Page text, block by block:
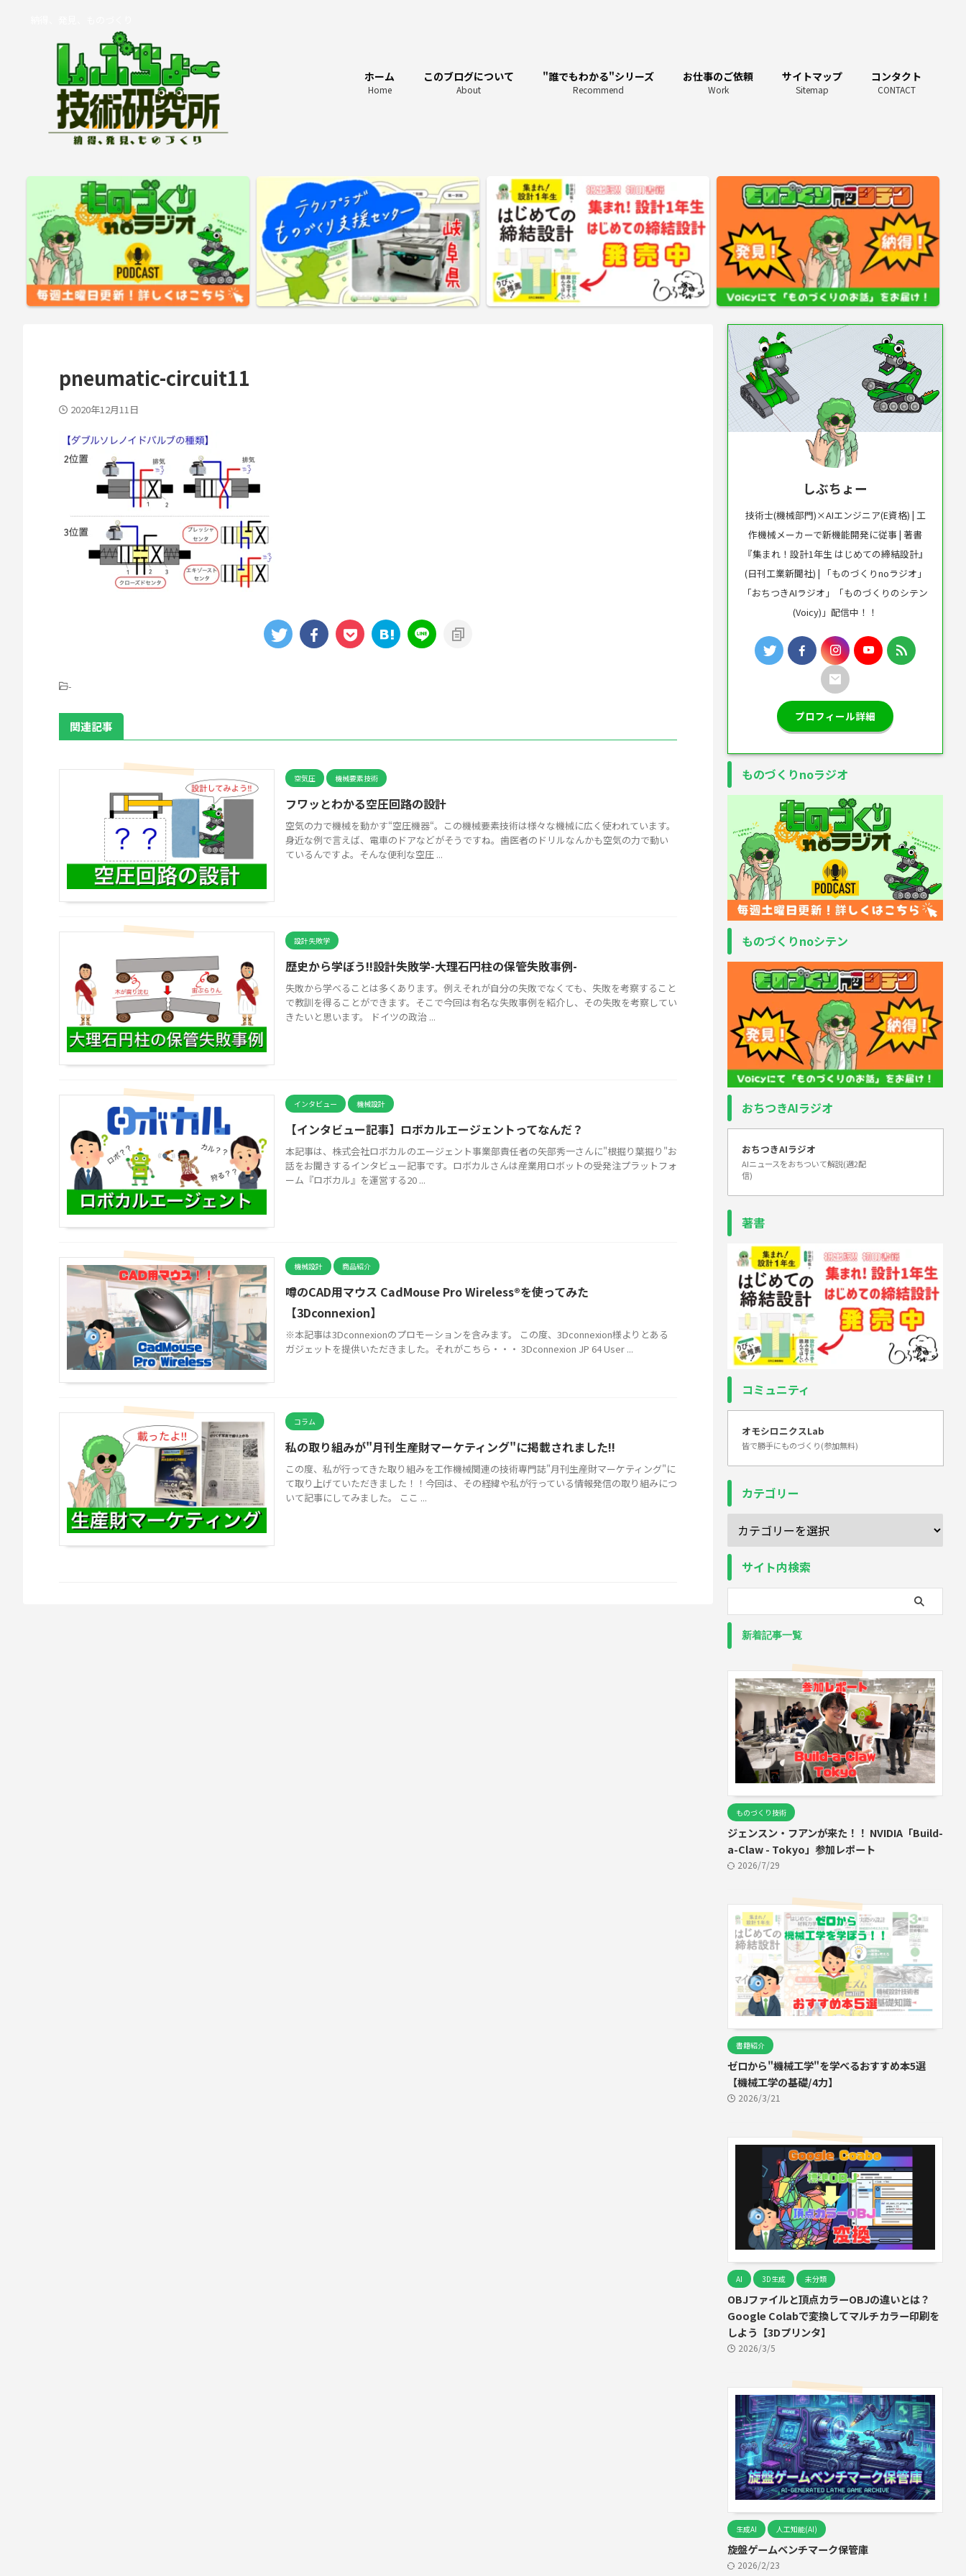
ホーム
Home
このブログについて
About
"誰でもわかる"シリーズ
Recommend
お仕事のご依頼
Work
サイトマップ
Sitemap
コンタクト
CONTACT
pneumatic-circuit11
2020年12月11日
-
関連記事
空気圧 機械要素技術
フワッとわかる空圧回路の設計
空気の力で機械を動かす“空圧機器“。この機械要素技術は様々な機械に広く使われています。
身近な例で言えば、電車のドアなどがそうですね。歯医者のドリルなんかも空気の力で動い
ているんですよ。そんな便利な空圧 ...
設計失敗学
歴史から学ぼう!!設計失敗学-大理石円柱の保管失敗事例-
失敗から学べることは多くあります。例えそれが自分の失敗でなくても、失敗を考察すること
で教訓を得ることができます。そこで今回は有名な失敗事例を紹介し、その失敗を考察してい
きたいと思います。 ドイツの政治 ...
インタビュー 機械設計
【インタビュー記事】ロボカルエージェントってなんだ？
本記事は、株式会社ロボカルのエージェント事業部責任者の矢部秀一さんに"根掘り葉掘り"お
話をお聞きするインタビュー記事です。ロボカルさんは産業用ロボットの受発注プラットフォ
ーム『ロボカル』を運営する20 ...
機械設計 商品紹介
噂のCAD用マウス CadMouse Pro Wireless®を使ってみた
【3Dconnexion】
※本記事は3Dconnexionのプロモーションを含みます。 この度、3Dconnexion様よりとある
ガジェットを提供いただきました。それがこちら・・・ 3Dconnexion JP 64 User ...
コラム
私の取り組みが"月刊生産財マーケティング"に掲載されました!!
この度、私が行ってきた取り組みを工作機械関連の技術専門誌"月刊生産財マーケティング"に
て取り上げていただきました！！今回は、その経緯や私が行っている情報発信の取り組みにつ
いて記事にしてみました。 ここ ...
しぶちょー
技術士(機械部門)×AIエンジニア(E資格) | 工
作機械メーカーで新機能開発に従事 | 著書
『集まれ！設計1年生 はじめての締結設計』
(日刊工業新聞社) | 「ものづくりnoラジオ」
「おちつきAIラジオ」「ものづくりのシテン
(Voicy)」配信中！！
プロフィール詳細
ものづくりnoラジオ
ものづくりnoシテン
おちつきAIラジオ
おちつきAIラジオ
AIニュースをおちついて解説(週2配
信)
著書
コミュニティ
オモシロニクスLab
皆で勝手にものづくり(参加無料)
カテゴリー
サイト内検索
新着記事一覧
ものづくり技術
ジェンスン・フアンが来た！！ NVIDIA「Build-
a-Claw - Tokyo」参加レポート
2026/7/29
書籍紹介
ゼロから"機械工学"を学べるおすすめ本5選
【機械工学の基礎/4力】
2026/3/21
AI 3D生成 未分類
OBJファイルと頂点カラーOBJの違いとは？
Google Colabで変換してマルチカラー印刷を
しよう【3Dプリンタ】
2026/3/5
生成AI 人工知能(AI)
旋盤ゲームベンチマーク保管庫
2026/2/23